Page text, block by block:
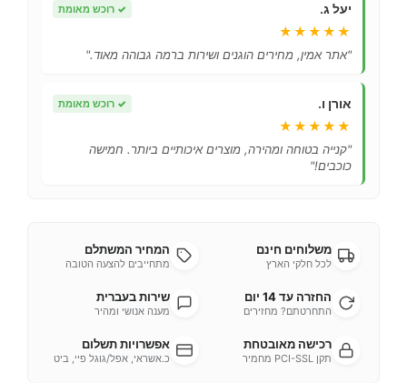
יעל ג. ✓ רוכש מאומת
★★★★★
"אתר אמין, מחירים הוגנים ושירות ברמה גבוהה מאוד."
אורן ו. ✓ רוכש מאומת
★★★★★
"קנייה בטוחה ומהירה, מוצרים איכותיים ביותר. חמישה
כוכבים!"
משלוחים חינם
לכל חלקי הארץ
המחיר המשתלם
מתחייבים להצעה הטובה
החזרה עד 14 יום
התחרטתם? מחזירים
שירות בעברית
מענה אנושי ומהיר
רכישה מאובטחת
תקן PCI-SSL מחמיר
אפשרויות תשלום
כ.אשראי, אפל/גוגל פיי, ביט